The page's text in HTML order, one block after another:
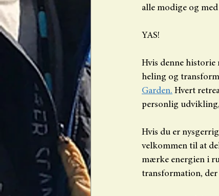
alle modige og
YAS!
Hvis denne historie
heling og
Garden. Hvert
personlig
Hvis du er
velkommen til at
mærke energien i
transformation, der